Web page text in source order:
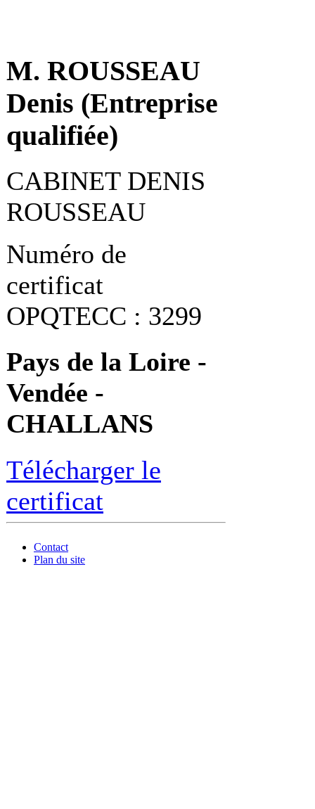
M. ROUSSEAU
Denis (Entreprise
qualifiée)
CABINET DENIS
ROUSSEAU
Numéro de
certificat
OPQTECC : 3299
Pays de la Loire -
Vendée -
CHALLANS
Télécharger le
certificat
Contact
Plan du site